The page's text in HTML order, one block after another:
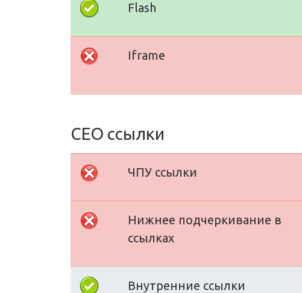
Flash
Iframe
СЕО ссылки
ЧПУ ссылки
Нижнее подчеркивание в
ссылках
Внутренние ссылки